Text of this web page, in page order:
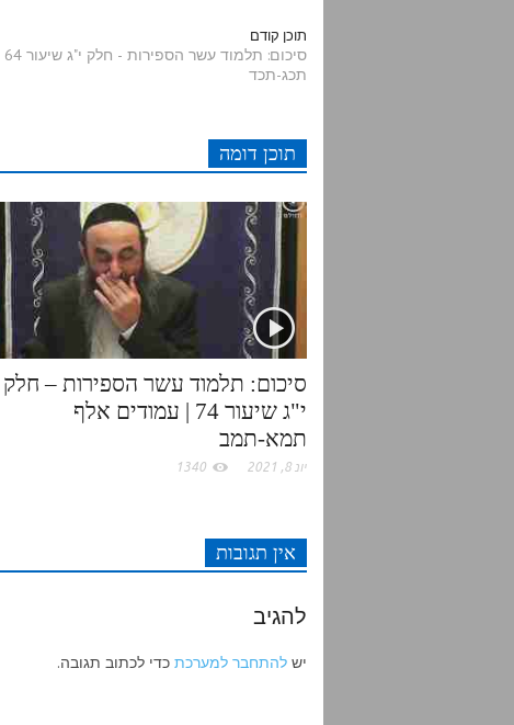
s
p
p
o
k
r
תוכן קודם
תכג-תכד
תוכן דומה
סיכום: תלמוד עשר הספירות – חלק
י"ג שיעור 74 | עמודים אלף
תמא-תמב
יונ 8, 2021 1340
אין תגובות
להגיב
יש להתחבר למערכת כדי לכתוב תגובה.